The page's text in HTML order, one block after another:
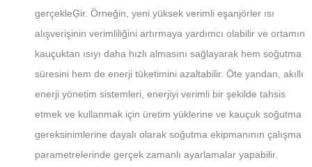
gerçekleĢir. Örneğin, yeni yüksek verimli eşanjörler ısı
alışverişinin verimliliğini artırmaya yardımcı olabilir ve ortamın
kauçuktan ısıyı daha hızlı almasını sağlayarak hem soğutma
süresini hem de enerji tüketimini azaltabilir. Öte yandan, akıllı
enerji yönetim sistemleri, enerjiyi verimli bir şekilde tahsis
etmek ve kullanmak için üretim yüklerine ve kauçuk soğutma
gereksinimlerine dayalı olarak soğutma ekipmanının çalışma
parametrelerinde gerçek zamanlı ayarlamalar yapabilir.